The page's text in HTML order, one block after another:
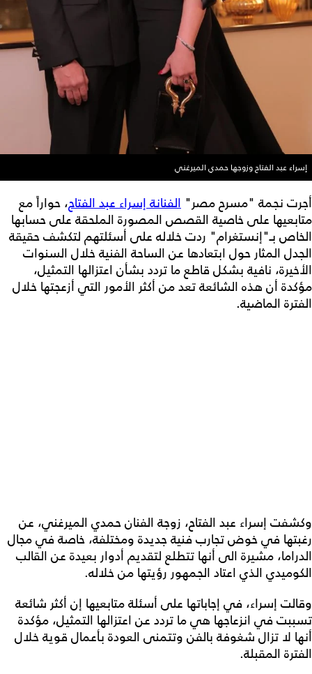
إسراء عبد الفتاح وزوجها حمدي الميرغني
أجرت نجمة "مسرح مصر" الفنانة إسراء عبد الفتاح، حواراً مع
متابعيها على خاصية القصص المصورة الملحقة على حسابها
الخاص بـ"إنستغرام" ردت خلاله على أسئلتهم لتكشف حقيقة
الجدل المثار حول ابتعادها عن الساحة الفنية خلال السنوات
الأخيرة، نافية بشكل قاطع ما تردد بشأن اعتزالها التمثيل،
مؤكدة أن هذه الشائعة تعد من أكثر الأمور التي أزعجتها خلال
الفترة الماضية.
وكشفت إسراء عبد الفتاح، زوجة الفنان حمدي الميرغني، عن
رغبتها في خوض تجارب فنية جديدة ومختلفة، خاصة في مجال
الدراما، مشيرة الى أنها تتطلع لتقديم أدوار بعيدة عن القالب
الكوميدي الذي اعتاد الجمهور رؤيتها من خلاله.
وقالت إسراء، في إجاباتها على أسئلة متابعيها إن أكثر شائعة
تسببت في انزعاجها هي ما تردد عن اعتزالها التمثيل، مؤكدة
أنها لا تزال شغوفة بالفن وتتمنى العودة بأعمال قوية خلال
الفترة المقبلة.